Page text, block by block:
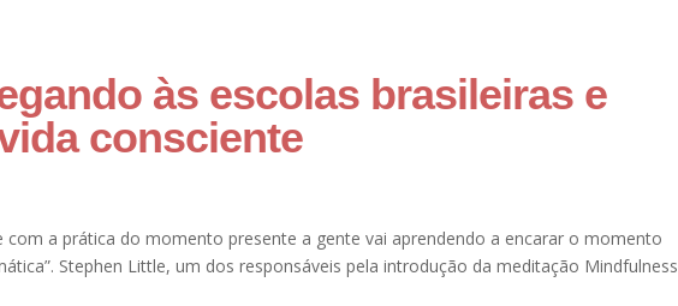
às escolas brasileiras e
consciente
com a prática do momento presente a gente vai aprendendo a encarar o momento
Stephen Little, um dos responsáveis pela introdução da meditação Mindfulness